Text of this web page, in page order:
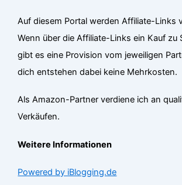
Auf diesem Portal werden Affiliate-Links
Wenn über die Affiliate-Links ein Kauf zu
gibt es eine Provision vom jeweiligen
dich entstehen dabei keine Mehrkosten.
Als Amazon-Partner verdiene ich an
Verkäufen.
Weitere Informationen
Powered by iBlogging.de